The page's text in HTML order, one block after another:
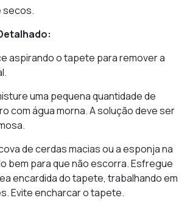
secos.
aspirando o tapete para remover a
uma pequena quantidade de
com água morna. A solução deve ser
de cerdas macias ou a esponja na
bem para que não escorra. Esfregue
encardida do tapete, trabalhando em
Evite encharcar o tapete.